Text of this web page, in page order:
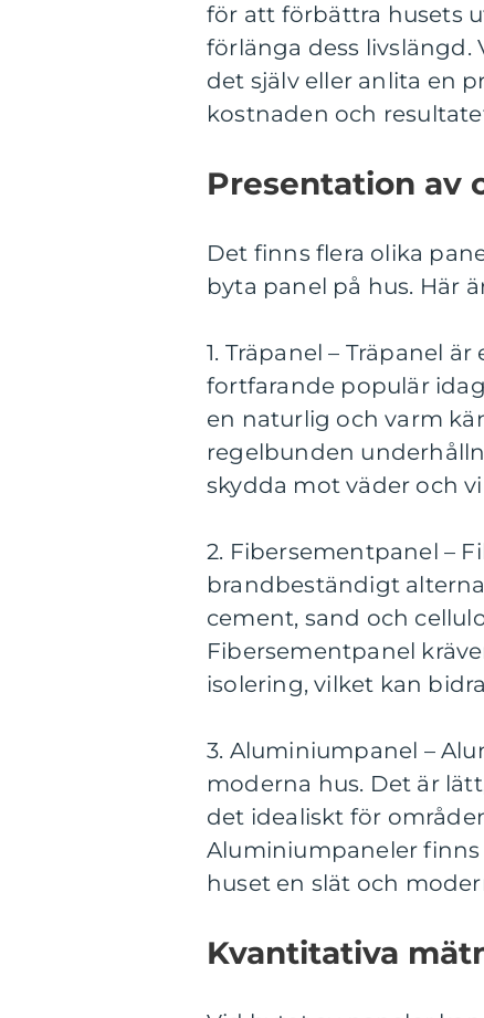
för att förbättra husets
förlänga dess livslängd.
det själv eller anlita en
kostnaden och
Presentation av
Det finns flera olika
byta panel på hus. Här
1. Träpanel – Träpanel
fortfarande populär
en naturlig och varm
regelbunden
skydda mot väder och
2. Fibersementpanel –
brandbeständigt
cement, sand och
Fibersementpanel
isolering, vilket kan
3. Aluminiumpanel –
moderna hus. Det är
det idealiskt för
Aluminiumpaneler
huset en slät och
Kvantitativa